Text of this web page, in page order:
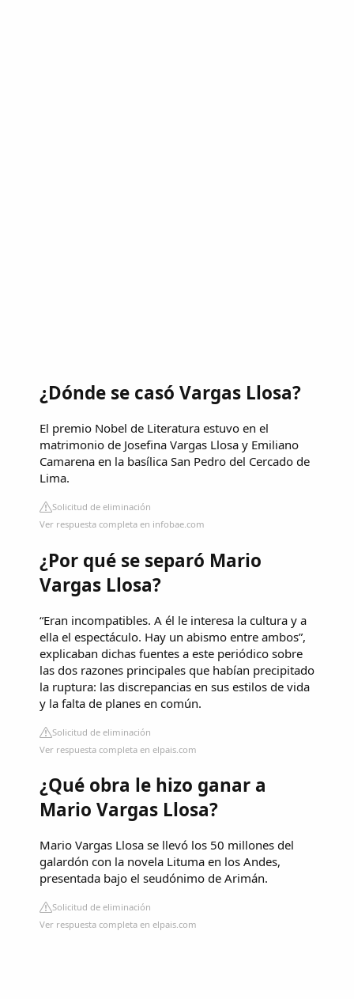
¿Dónde se casó Vargas Llosa?
El premio Nobel de Literatura estuvo en el
matrimonio de Josefina Vargas Llosa y Emiliano
Camarena en la basílica San Pedro del Cercado de
Lima.
Solicitud de eliminación
Ver respuesta completa en infobae.com
¿Por qué se separó Mario
Vargas Llosa?
“Eran incompatibles. A él le interesa la cultura y a
ella el espectáculo. Hay un abismo entre ambos”,
explicaban dichas fuentes a este periódico sobre
las dos razones principales que habían precipitado
la ruptura: las discrepancias en sus estilos de vida
y la falta de planes en común.
Solicitud de eliminación
Ver respuesta completa en elpais.com
¿Qué obra le hizo ganar a
Mario Vargas Llosa?
Mario Vargas Llosa se llevó los 50 millones del
galardón con la novela Lituma en los Andes,
presentada bajo el seudónimo de Arimán.
Solicitud de eliminación
Ver respuesta completa en elpais.com